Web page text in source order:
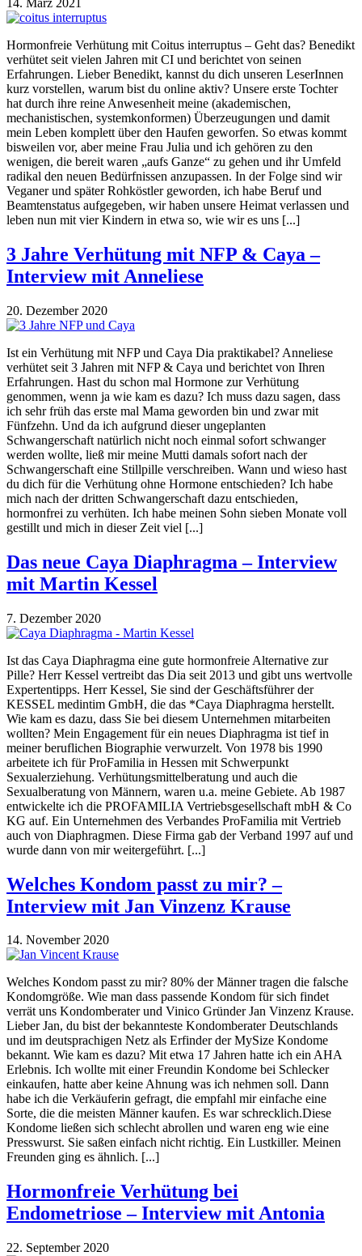
14. März 2021
Hormonfreie Verhütung mit Coitus interruptus – Geht das? Benedikt
verhütet seit vielen Jahren mit CI und berichtet von seinen
Erfahrungen. Lieber Benedikt, kannst du dich unseren LeserInnen
kurz vorstellen, warum bist du online aktiv? Unsere erste Tochter
hat durch ihre reine Anwesenheit meine (akademischen,
mechanistischen, systemkonformen) Überzeugungen und damit
mein Leben komplett über den Haufen geworfen. So etwas kommt
bisweilen vor, aber meine Frau Julia und ich gehören zu den
wenigen, die bereit waren „aufs Ganze“ zu gehen und ihr Umfeld
radikal den neuen Bedürfnissen anzupassen. In der Folge sind wir
Veganer und später Rohköstler geworden, ich habe Beruf und
Beamtenstatus aufgegeben, wir haben unsere Heimat verlassen und
leben nun mit vier Kindern in etwa so, wie wir es uns [...]
3 Jahre Verhütung mit NFP & Caya –
Interview mit Anneliese
20. Dezember 2020
Ist ein Verhütung mit NFP und Caya Dia praktikabel? Anneliese
verhütet seit 3 Jahren mit NFP & Caya und berichtet von Ihren
Erfahrungen. Hast du schon mal Hormone zur Verhütung
genommen, wenn ja wie kam es dazu? Ich muss dazu sagen, dass
ich sehr früh das erste mal Mama geworden bin und zwar mit
Fünfzehn. Und da ich aufgrund dieser ungeplanten
Schwangerschaft natürlich nicht noch einmal sofort schwanger
werden wollte, ließ mir meine Mutti damals sofort nach der
Schwangerschaft eine Stillpille verschreiben. Wann und wieso hast
du dich für die Verhütung ohne Hormone entschieden? Ich habe
mich nach der dritten Schwangerschaft dazu entschieden,
hormonfrei zu verhüten. Ich habe meinen Sohn sieben Monate voll
gestillt und mich in dieser Zeit viel [...]
Das neue Caya Diaphragma – Interview
mit Martin Kessel
7. Dezember 2020
Ist das Caya Diaphragma eine gute hormonfreie Alternative zur
Pille? Herr Kessel vertreibt das Dia seit 2013 und gibt uns wertvolle
Expertentipps. Herr Kessel, Sie sind der Geschäftsführer der
KESSEL medintim GmbH, die das *Caya Diaphragma herstellt.
Wie kam es dazu, dass Sie bei diesem Unternehmen mitarbeiten
wollten? Mein Engagement für ein neues Diaphragma ist tief in
meiner beruflichen Biographie verwurzelt. Von 1978 bis 1990
arbeitete ich für ProFamilia in Hessen mit Schwerpunkt
Sexualerziehung. Verhütungsmittelberatung und auch die
Sexualberatung von Männern, waren u.a. meine Gebiete. Ab 1987
entwickelte ich die PROFAMILIA Vertriebsgesellschaft mbH & Co
KG auf. Ein Unternehmen des Verbandes ProFamilia mit Vertrieb
auch von Diaphragmen. Diese Firma gab der Verband 1997 auf und
wurde dann von mir weitergeführt. [...]
Welches Kondom passt zu mir? –
Interview mit Jan Vinzenz Krause
14. November 2020
Welches Kondom passt zu mir? 80% der Männer tragen die falsche
Kondomgröße. Wie man dass passende Kondom für sich findet
verrät uns Kondomberater und Vinico Gründer Jan Vinzenz Krause.
Lieber Jan, du bist der bekannteste Kondomberater Deutschlands
und im deutsprachigen Netz als Erfinder der MySize Kondome
bekannt. Wie kam es dazu? Mit etwa 17 Jahren hatte ich ein AHA
Erlebnis. Ich wollte mit einer Freundin Kondome bei Schlecker
einkaufen, hatte aber keine Ahnung was ich nehmen soll. Dann
habe ich die Verkäuferin gefragt, die empfahl mir einfache eine
Sorte, die die meisten Männer kaufen. Es war schrecklich.Diese
Kondome ließen sich schlecht abrollen und waren eng wie eine
Presswurst. Sie saßen einfach nicht richtig. Ein Lustkiller. Meinen
Freunden ging es ähnlich. [...]
Hormonfreie Verhütung bei
Endometriose – Interview mit Antonia
22. September 2020